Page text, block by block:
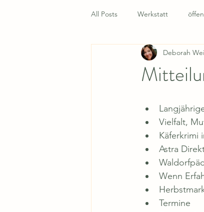
All Posts Werkstatt
Deborah
Vielfalt,
Käferkrimi
Astra
Wenn
Termine